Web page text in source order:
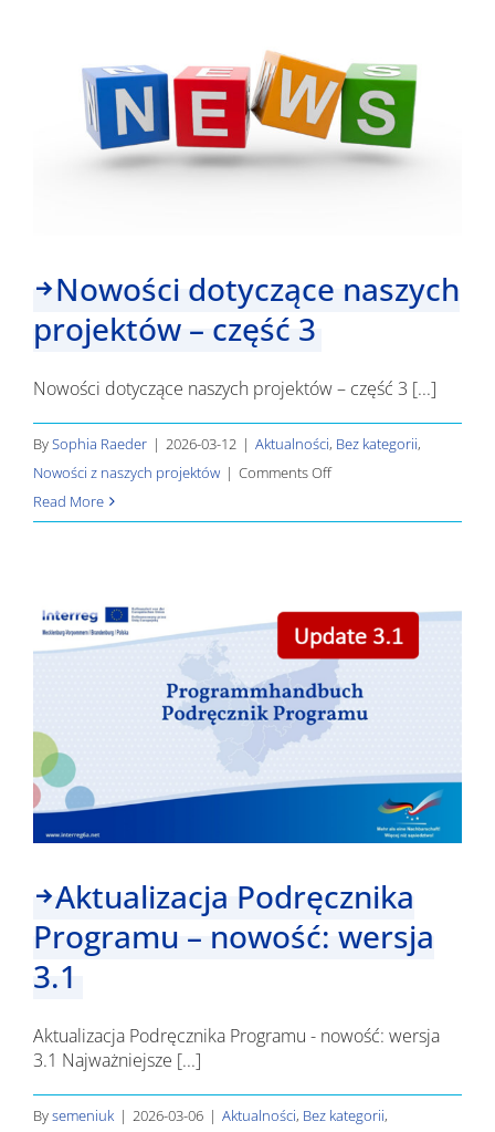
przygranicznym
Nowości dotyczące naszych
projektów – część 3
Nowości dotyczące naszych projektów – część 3 [...]
BySophia Raeder | 2026-03-12 | Aktualności, Bez kategorii,
Nowości z naszych projektów | Comments Offon
dotyczące
–
część
3
Read More
Aktualizacja Podręcznika
Programu – nowość: wersja
3.1
Aktualizacja Podręcznika Programu - nowość: wersja
3.1 Najważniejsze [...]
Bysemeniuk | 2026-03-06 | Aktualności, Bez kategorii,